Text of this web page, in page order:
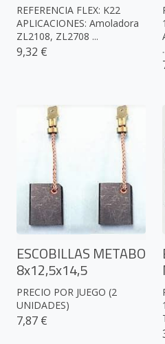
REFERENCIA FLEX: K22
APLICACIONES: Amoladora
ZL2108, ZL2708 ...
9,32 €
ESCOBILLAS METABO
8x12,5x14,5
PRECIO POR JUEGO (2
UNIDADES)
7,87 €